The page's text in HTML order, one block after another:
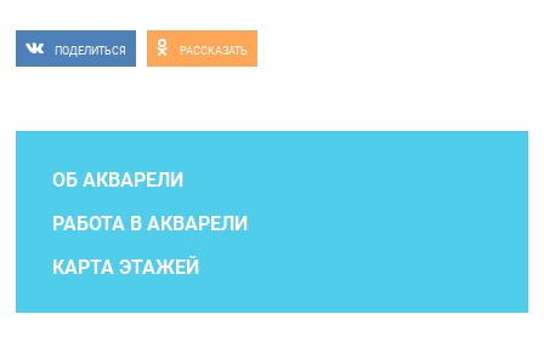
ПОДЕЛИТЬСЯ РАССКАЗАТЬ
ОБ АКВАРЕЛИ
РАБОТА В АКВАРЕЛИ
КАРТА ЭТАЖЕЙ